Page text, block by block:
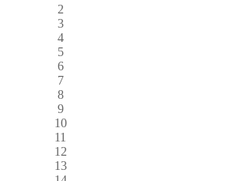
2
3
4
5
6
7
8
9
10
11
12
13